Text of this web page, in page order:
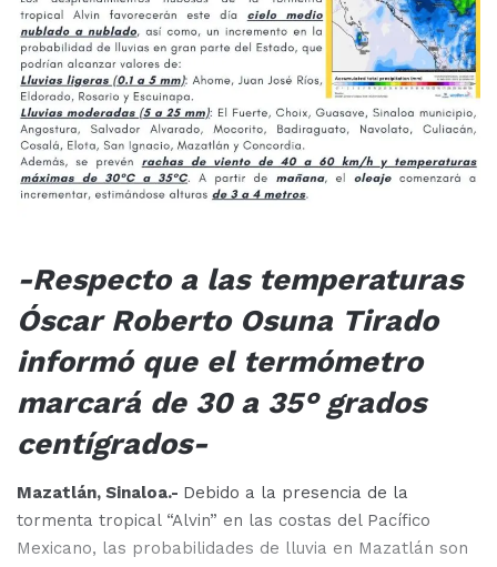
-Respecto a las temperaturas
Óscar Roberto Osuna Tirado
informó que el termómetro
marcará de 30 a 35° grados
centígrados-
Mazatlán, Sinaloa.- Debido a la presencia de la
tormenta tropical “Alvin” en las costas del Pacífico
Mexicano, las probabilidades de lluvia en Mazatlán son